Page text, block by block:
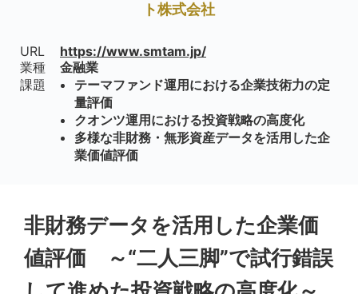
ト株式会社
URL
https://www.smtam.jp/
業種
金融業
課題
テーマファンド運用における企業技術力の定
量評価
クオンツ運用における投資戦略の高度化
多様な非財務・無形資産データを活用した企
業価値評価
非財務データを活用した企業価
値評価 ～“二人三脚”で試行錯誤